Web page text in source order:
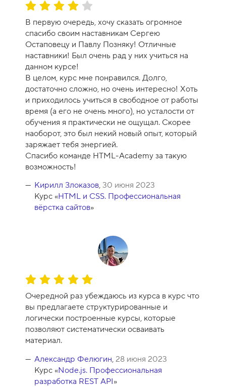
О
ц
е
н
к
а
к
у
р
с
а
-
8
В первую очередь, хочу сказать огромное
спасибо своим наставникам Сергею
Остаповецу и Павлу Позняку! Отличные
наставники! Был очень рад у них учиться на
данном курсе!
В целом, курс мне понравился. Долго,
достаточно сложно, но очень интересно! Хоть
и приходилось учиться в свободное от работы
время (а его не очень много), но усталости от
обучения я практически не ощущал. Скорее
наоборот, это был некий новый опыт, который
заряжает тебя энергией.
Спасибо команде HTML-Academy за такую
возможность!
Кирилл Злоказов, 30 июня 2023
Курс «HTML и CSS. Профессиональная
вёрстка сайтов»
О
ц
е
н
к
а
к
у
Очередной раз убеждаюсь из курса в курс что
вы предлагаете структурированные и
логически построенные курсы, которые
позволяют систематически осваивать
материал.
Александр Фелюгин, 28 июня 2023
Курс «Node.js. Профессиональная
разработка REST API»